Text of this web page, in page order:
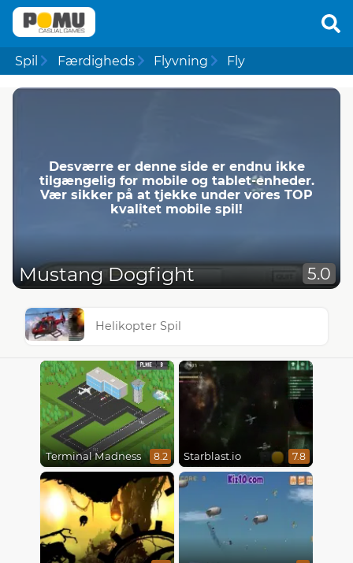
Spil Færdigheds Flyvning Fly
Desværre er denne side er endnu ikke
tilgængelig for mobile og tablet-enheder.
Vær sikker på at tjekke under vores TOP
kvalitet mobile spil!
Mustang Dogfight 5.0
Helikopter Spil
Terminal Madness 8.2 Starblast.io 7.8